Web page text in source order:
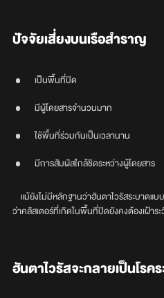
ปัจจัยเสี่ยงบนเรือสำราญ
เป็นพื้นที่ปิด
มีผู้โดยสารจำนวนมาก
ใช้พื้นที่ร่วมกันเป็นเวลานาน
มีการสัมผัสใกล้ชิดระหว่างผู้โดยสาร
แม้ยังไม่มีหลักฐานว่าฮันตาไวรัสระบาดแ
ว่าคลัสเตอร์ที่เกิดในพื้นที่ปิดยังคงต้องเฝ้าระ
ฮันตาไวรัสจะกลายเป็นโรค